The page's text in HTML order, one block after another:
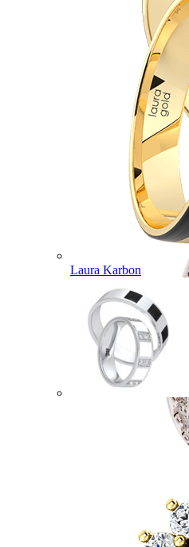
Laura Karbon